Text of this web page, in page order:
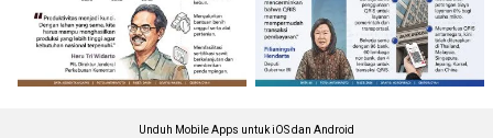
Unduh Mobile Apps untuk iOS dan Android